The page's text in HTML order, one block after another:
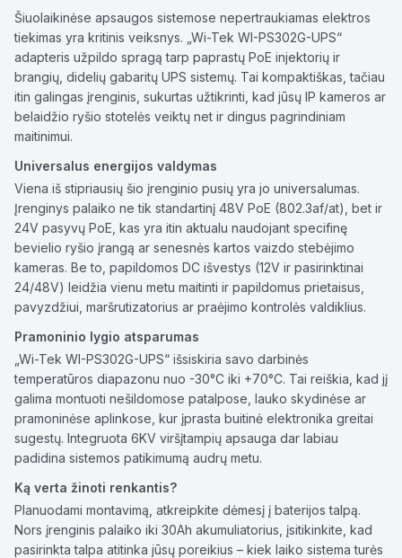
Šiuolaikinėse apsaugos sistemose nepertraukiamas elektros
tiekimas yra kritinis veiksnys. „Wi-Tek WI-PS302G-UPS“
adapteris užpildo spragą tarp paprastų PoE injektorių ir
brangių, didelių gabaritų UPS sistemų. Tai kompaktiškas, tačiau
itin galingas įrenginis, sukurtas užtikrinti, kad jūsų IP kameros ar
belaidžio ryšio stotelės veiktų net ir dingus pagrindiniam
maitinimui.
Universalus energijos valdymas
Viena iš stipriausių šio įrenginio pusių yra jo universalumas.
Įrenginys palaiko ne tik standartinį 48V PoE (802.3af/at), bet ir
24V pasyvų PoE, kas yra itin aktualu naudojant specifinę
bevielio ryšio įrangą ar senesnės kartos vaizdo stebėjimo
kameras. Be to, papildomos DC išvestys (12V ir pasirinktinai
24/48V) leidžia vienu metu maitinti ir papildomus prietaisus,
pavyzdžiui, maršrutizatorius ar praėjimo kontrolės valdiklius.
Pramoninio lygio atsparumas
„Wi-Tek WI-PS302G-UPS“ išsiskiria savo darbinės
temperatūros diapazonu nuo -30°C iki +70°C. Tai reiškia, kad jį
galima montuoti nešildomose patalpose, lauko skydinėse ar
pramoninėse aplinkose, kur įprasta buitinė elektronika greitai
sugestų. Integruota 6KV viršįtampių apsauga dar labiau
padidina sistemos patikimumą audrų metu.
Ką verta žinoti renkantis?
Planuodami montavimą, atkreipkite dėmesį į baterijos talpą.
Nors įrenginis palaiko iki 30Ah akumuliatorius, įsitikinkite, kad
pasirinkta talpa atitinka jūsų poreikius – kiek laiko sistema turės